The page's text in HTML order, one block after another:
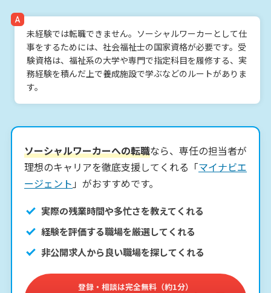
未経験では転職できません。ソーシャルワーカーとして仕
事をするためには、社会福祉士の国家資格が必要です。受
験資格は、福祉系の大学や専門で指定科目を履修する、実
務経験を積んだ上で養成施設で学ぶなどのルートがありま
す。
ソーシャルワーカーへの転職なら、専任の担当者が
理想のキャリアを徹底支援してくれる「マイナビエ
ージェント 」がおすすめです。
実際の残業時間や多忙さを教えてくれる
経験を評価する職場を厳選してくれる
非公開求人から良い職場を探してくれる
登録・相談は完全無料（約1分）